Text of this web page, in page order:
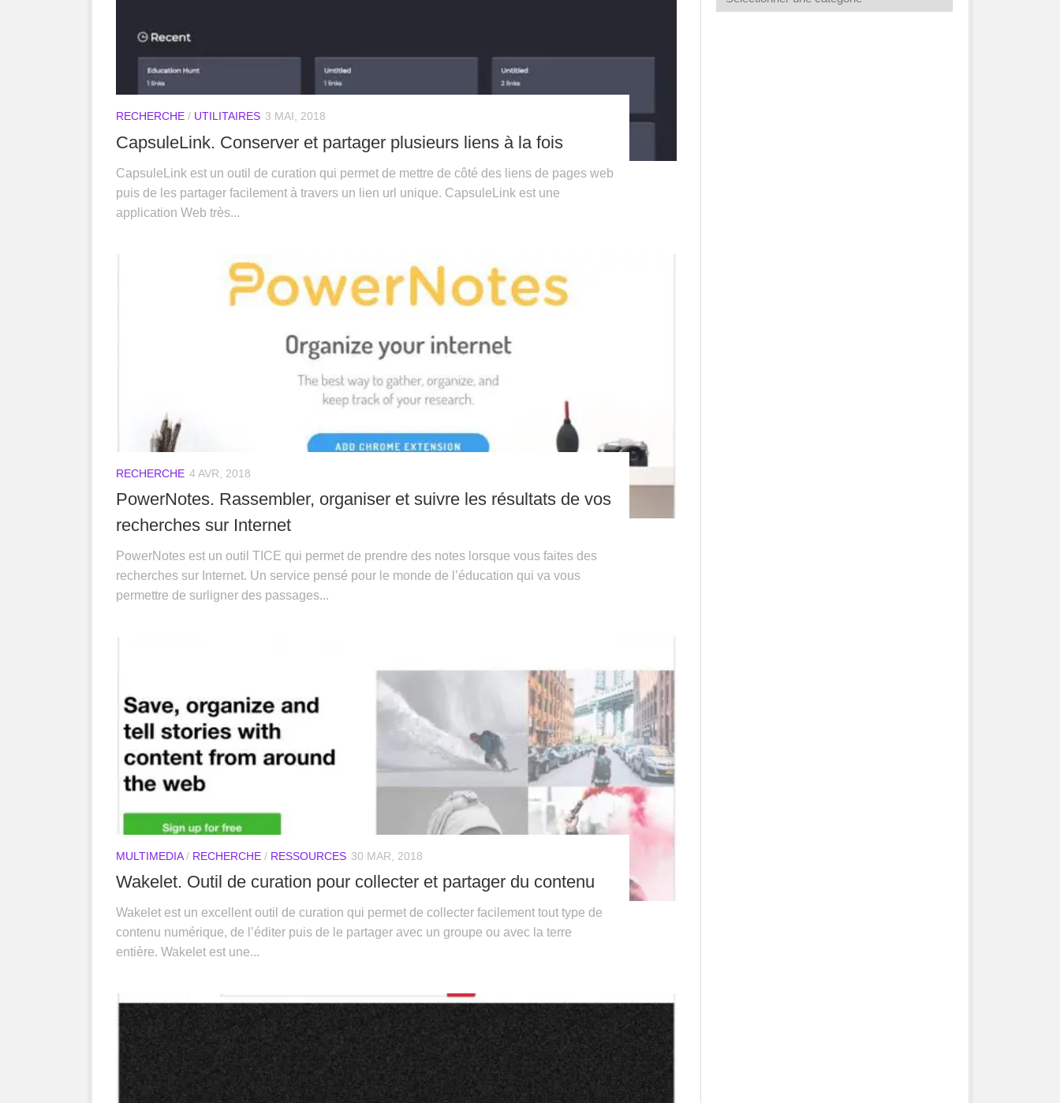
RECHERCHE/ UTILITAIRES 3 MAI, 2018
CapsuleLink. Conserver et partager plusieurs liens à la fois
CapsuleLink est un outil de curation qui permet de mettre de côté des liens de pages web
puis de les partager facilement à travers un lien url unique. CapsuleLink est une
application Web très...
RECHERCHE 4 AVR, 2018
PowerNotes. Rassembler, organiser et suivre les résultats de vos
recherches sur Internet
PowerNotes est un outil TICE qui permet de prendre des notes lorsque vous faites des
recherches sur Internet. Un service pensé pour le monde de l’éducation qui va vous
permettre de surligner des passages...
MULTIMEDIA/ RECHERCHE/ RESSOURCES 30 MAR, 2018
Wakelet. Outil de curation pour collecter et partager du contenu
Wakelet est un excellent outil de curation qui permet de collecter facilement tout type de
contenu numérique, de l’éditer puis de le partager avec un groupe ou avec la terre
entière. Wakelet est une...